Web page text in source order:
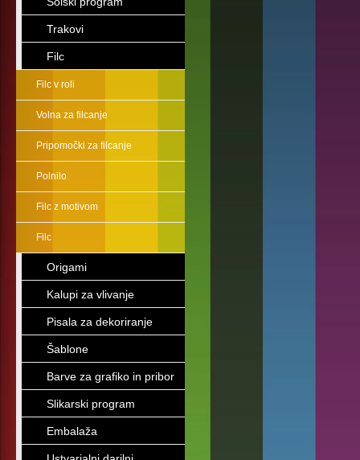
Trakovi
Filc
Filc v roli
Volna za filcanje
Pripomočki za filcanje
Polnilo
Filc z motivom
Filc
Origami
Kalupi za vlivanje
Pisala za dekoriranje
Šablone
Barve za grafiko in pribor
Slikarski program
Embalaža